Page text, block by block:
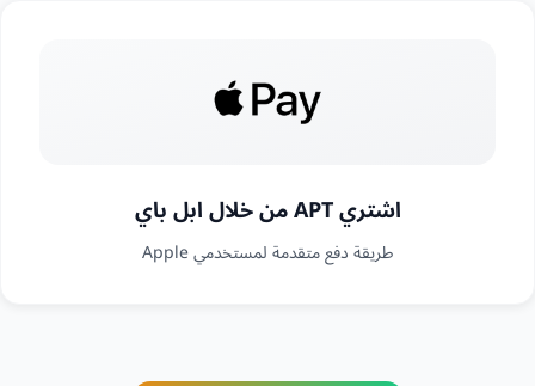
اشتري APT من خلال ابل باي
طريقة دفع متقدمة لمستخدمي Apple